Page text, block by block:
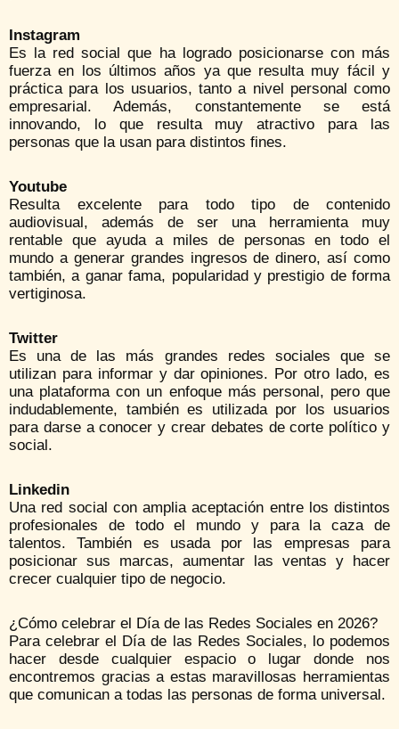
Instagram
Es la red social que ha logrado posicionarse con más
fuerza en los últimos años ya que resulta muy fácil y
práctica para los usuarios, tanto a nivel personal como
empresarial. Además, constantemente se está
innovando, lo que resulta muy atractivo para las
personas que la usan para distintos fines.
Youtube
Resulta excelente para todo tipo de contenido
audiovisual, además de ser una herramienta muy
rentable que ayuda a miles de personas en todo el
mundo a generar grandes ingresos de dinero, así como
también, a ganar fama, popularidad y prestigio de forma
vertiginosa.
Twitter
Es una de las más grandes redes sociales que se
utilizan para informar y dar opiniones. Por otro lado, es
una plataforma con un enfoque más personal, pero que
indudablemente, también es utilizada por los usuarios
para darse a conocer y crear debates de corte político y
social.
Linkedin
Una red social con amplia aceptación entre los distintos
profesionales de todo el mundo y para la caza de
talentos. También es usada por las empresas para
posicionar sus marcas, aumentar las ventas y hacer
crecer cualquier tipo de negocio.
¿Cómo celebrar el Día de las Redes Sociales en 2026?
Para celebrar el Día de las Redes Sociales, lo podemos
hacer desde cualquier espacio o lugar donde nos
encontremos gracias a estas maravillosas herramientas
que comunican a todas las personas de forma universal.